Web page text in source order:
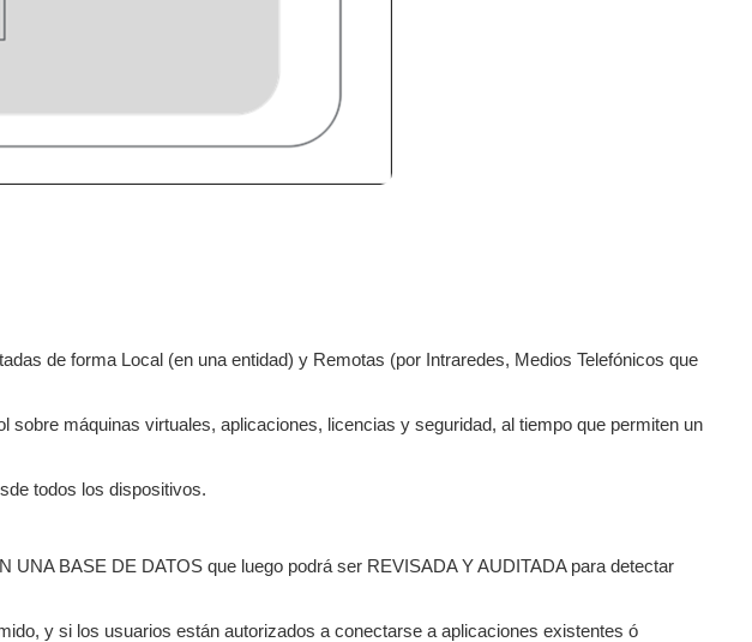
de forma Local (en una entidad) y Remotas (por Intraredes, Medios Telefónicos que
máquinas virtuales, aplicaciones, licencias y seguridad, al tiempo que permiten un
todos los dispositivos.
BASE DE DATOS que luego podrá ser REVISADA Y AUDITADA para detectar
y si los usuarios están autorizados a conectarse a aplicaciones existentes ó